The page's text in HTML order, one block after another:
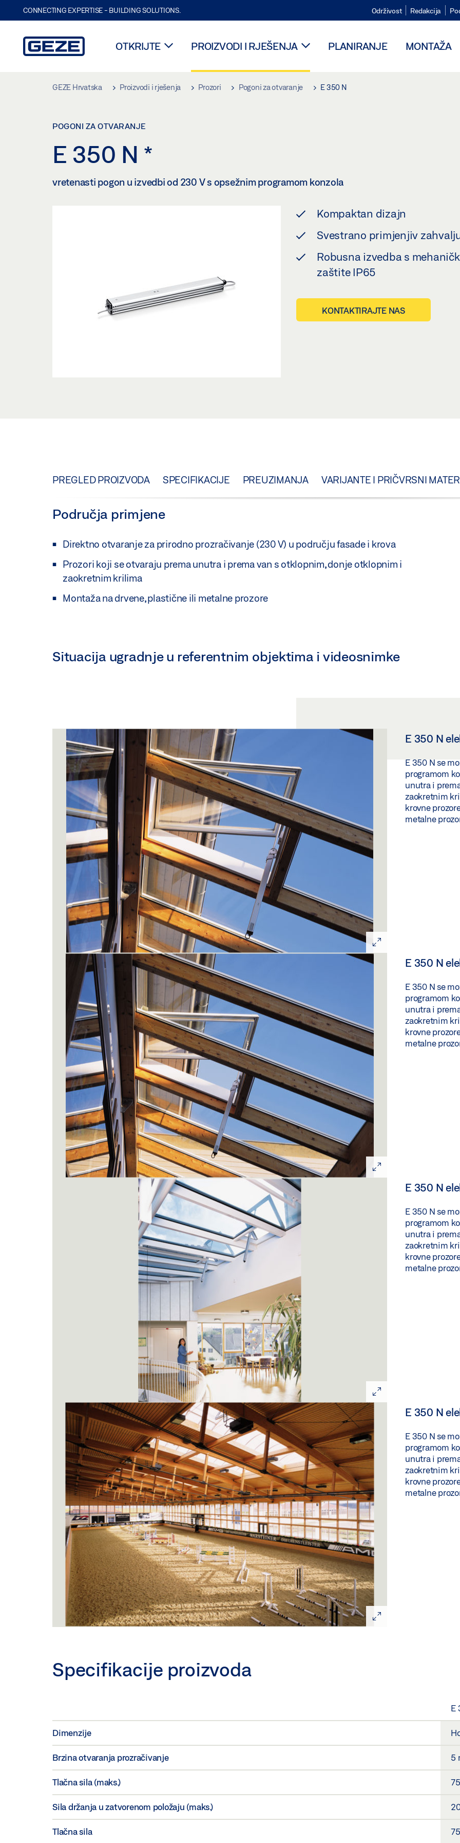
CONNECTING EXPERTISE - BUILDING SOLUTIONS. Održivost Redakcija
OTKRIJTE PROIZVODI I RJEŠENJA PLANIRANJE MONTAŽA
GEZE Hrvatska Proizvodi i rješenja Prozori Pogoni za otvaranje E 350 N
POGONI ZA OTVARANJE
E 350 N *
vretenasti pogon u izvedbi od 230 V s opsežnim programom konzola
Kompaktan dizajn
Svestrano primjenjiv
Robusna izvedba s
zaštite IP65
KONTAKTIRAJTE NAS
PREGLED PROIZVODA SPECIFIKACIJE PREUZIMANJA VARIJANTE I PRIČVRSNI
Područja primjene
Direktno otvaranje za prirodno prozračivanje (230 V) u području fasade i krova
Prozori koji se otvaraju prema unutra i prema van s otklopnim, donje otklopnim i
zaokretnim krilima
Montaža na drvene, plastične ili metalne prozore
Situacija ugradnje u referentnim objektima i videosnimke
E 350 N
E 350 N se
programom
unutra i
zaokretnim
krovne
metalne
E 350 N
E 350 N se
programom
unutra i
zaokretnim
krovne
metalne
E 350 N
E 350 N se
programom
unutra i
zaokretnim
krovne
metalne
E 350 N
E 350 N se
programom
unutra i
zaokretnim
krovne
metalne
Specifikacije proizvoda
E
Dimenzije
Brzina otvaranja prozračivanje 5
Tlačna sila (maks.)
Sila držanja u zatvorenom položaju (maks.)
Tlačna sila